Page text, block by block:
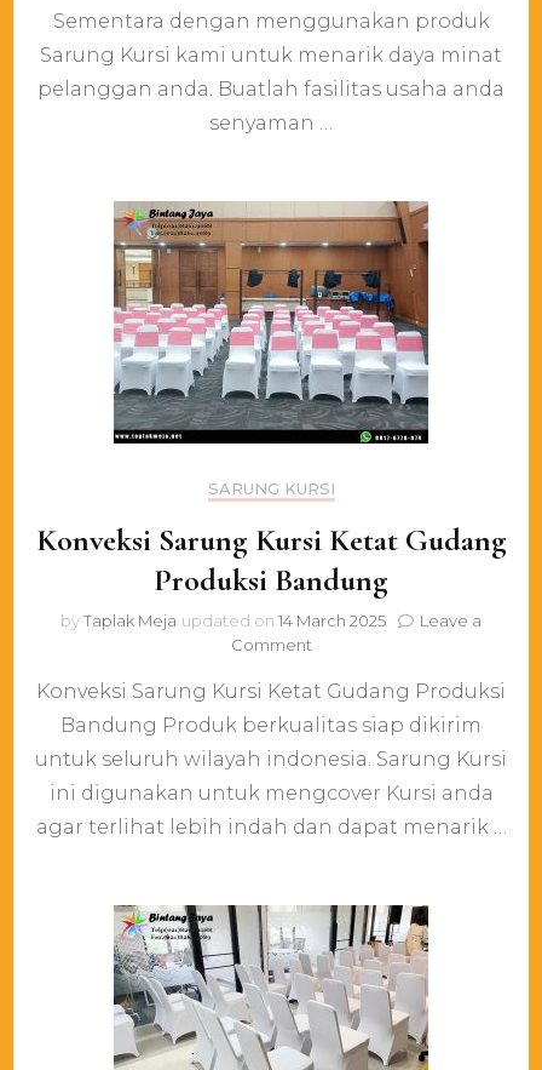
bahan
premium
Barat
Sementara dengan menggunakan produk
Sarung Kursi kami untuk menarik daya minat
pelanggan anda. Buatlah fasilitas usaha anda
senyaman …
SARUNG KURSI
Konveksi Sarung Kursi Ketat Gudang
Produksi Bandung
byTaplak Meja updated on 14 March 2025
Leave a
Commenton
Sarung
Kursi
Gudang
Produksi
Konveksi Sarung Kursi Ketat Gudang Produksi
Bandung Produk berkualitas siap dikirim
untuk seluruh wilayah indonesia. Sarung Kursi
ini digunakan untuk mengcover Kursi anda
agar terlihat lebih indah dan dapat menarik …